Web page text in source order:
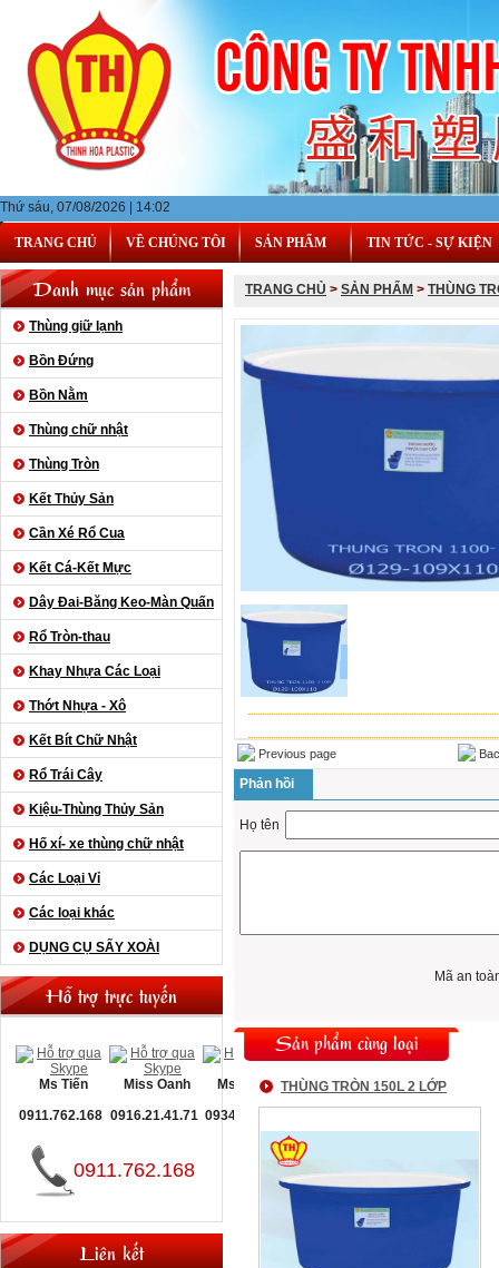
Thứ sáu, 07/08/2026 | 14:02
TRANG CHỦ VỀ CHÚNG TÔI SẢN PHẨM TIN TỨC - SỰ KIỆN
Danh mục sản phẩm
Thùng giữ lạnh
Bồn Đứng
Bồn Nằm
Thùng chữ nhật
Thùng Tròn
Kết Thủy Sản
Cần Xé Rổ Cua
Kết Cá-Kết Mực
Dây Đai-Băng Keo-Màn Quấn
Rổ Tròn-thau
Khay Nhựa Các Loại
Thớt Nhựa - Xô
Kết Bít Chữ Nhật
Rổ Trái Cây
Kiệu-Thùng Thủy Sản
Hố xí- xe thùng chữ nhật
Các Loại Vỉ
Các loại khác
DỤNG CỤ SẤY XOÀI
Hỗ trợ trực tuyến
Ms Tiến
0911.762.168
Miss Oanh
0916.21.41.71
Ms Nguyệt
0934.093.660
0911.762.168
Liên kết
TRANG CHỦ > SẢN PHẨM > THÙNG
Previous page
Phản hồi
Họ tên
Mã an
Sản phẩm cùng loại
THÙNG TRÒN 150L 2 LỚP